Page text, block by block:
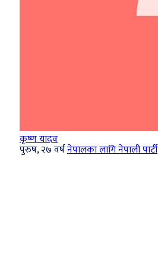
कृष्ण यादव
पुरुष, २७ वर्षनेपालका लागि नेपाली पार्टी